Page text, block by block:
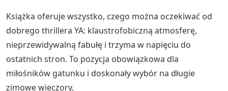
Książka oferuje wszystko, czego można oczekiwać od
dobrego thrillera YA: klaustrofobiczną atmosferę,
nieprzewidywalną fabułę i trzyma w napięciu do
ostatnich stron. To pozycja obowiązkowa dla
miłośników gatunku i doskonały wybór na długie
zimowe wieczory.